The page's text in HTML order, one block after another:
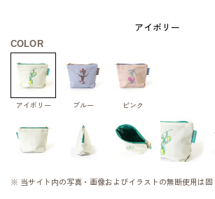
アイボリー
COLOR
アイボリー ブルー ピンク
※ 当サイト内の写真・画像およびイラストの無断使用は固